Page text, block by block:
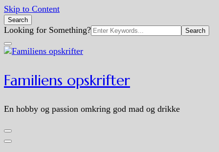
Skip to Content
Search
Search
for:
Looking for Something?
Familiens opskrifter
En hobby og passion omkring god mad og drikke